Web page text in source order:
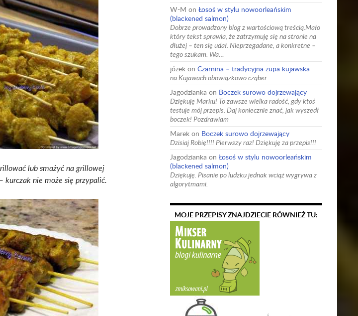
lub smażyć na grillowej
kurczak nie może się przypalić.
W-M on Łosoś w stylu nowoorleańskim
(blackened salmon)
Dobrze prowadzony blog z wartościową treścią.Mało
który tekst sprawia, że zatrzymuję się na stronie na
dłużej – ten się udał. Nieprzegadane, a konkretne –
tego szukam. Wa…
józek on Czarnina – tradycyjna zupa kujawska
na Kujawach obowiązkowo cząber
Jagodzianka on Boczek surowo dojrzewający
Dziękuję Marku! To zawsze wielka radość, gdy ktoś
testuje mój przepis. Daj koniecznie znać, jak wyszedł
boczek! Pozdrawiam
Marek on Boczek surowo dojrzewający
Dzisiaj Robię!!!! Pierwszy raz! Dziękuję za przepis!!!
Jagodzianka on Łosoś w stylu nowoorleańskim
(blackened salmon)
Dziękuję. Pisanie po ludzku jednak wciąż wygrywa z
algorytmami.
MOJE PRZEPISY ZNAJDZIECIE RÓWNIEŻ TU: